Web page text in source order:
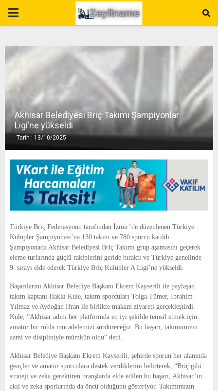
P
I
M
A
E
N
Akhisar Belediyesi Briç Takımı Şampiyonlar
Ligi’ne yükseldi
Tarih : 13/10/2025
Türkiye Briç Federasyonu tarafından İzmir’de düzenlenen Türkiye
Kulüpler Şampiyonası’na 130 takım ve 780 sporcu katıldı.
Şampiyonada Akhisar Belediyesi Briç Takımı grup aşamasını geçerek
eleme turlarında güçlü rakiplerini geride bıraktı ve Türkiye genelinde
9. sırayı elde ederek Türkiye Briç Kulüpler A Ligi’ne yükseldi.
Başarılarını Akhisar Belediye Başkanı Ekrem Kayserili ile paylaşan
takım kaptanı Hakkı Kule, takım sporcuları Tolga Tümer, İbrahim
Yılmaz ve Aydoğan Ifran ile birlikte makam ziyareti gerçekleştirdi.
Kule, “Akhisar adını her platformda en iyi şekilde temsil etmek için
amatör bir ruhla mücadelemizi sürdüreceğiz. Bu başarı, takımımızın
azmi ve disipliniyle mümkün oldu” dedi.
Akhisar Belediye Başkanı Ekrem Kayserili, şehirde sporun her alanında
gençler ve amatör sporculara destek verdiklerini belirterek, “Briç gibi
strateji ve zeka gerektiren branşlarda elde edilen bu başarı, Akhisar’ın
akıl ve zeka sporlarında da öncü olduğunu gösteriyor. Takımımızın